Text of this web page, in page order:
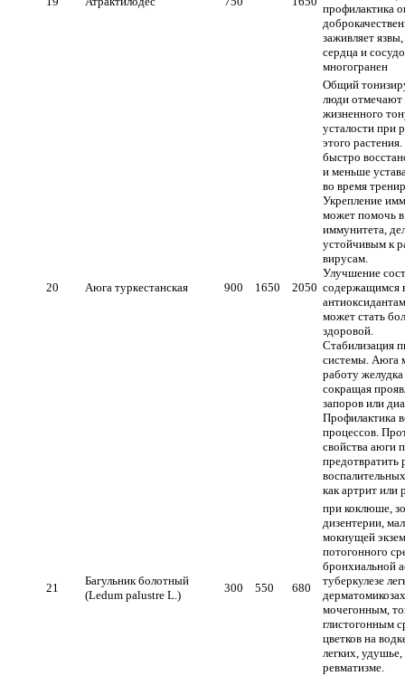
профилактика
заживляет
сердца и
многогранен
20 Аюга туркестанская 900 1650 2050
Общий
люди отмечают
жизненного
усталости при
этого
быстро
и меньше
во время
Укрепление
может помочь
иммунитета,
устойчивым к
вирусам.
Улучшение
содержащимся
может стать
здоровой.
Стабилизация
системы. Аюга
работу
сокращая
запоров или
Профилактика
процессов.
свойства аюги
предотвратить
как артрит или
21
Багульник болотный
(Ledum palustre L.)
300 550 680
при коклюше,
дизентерии,
мокнущей
потогонного
бронхиальной
туберкулезе
мочегонным,
глистогонным
цветков на
легких,
ревматизме.